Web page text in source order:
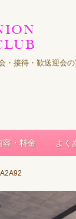
接待・歓送迎会
容・料金 よく